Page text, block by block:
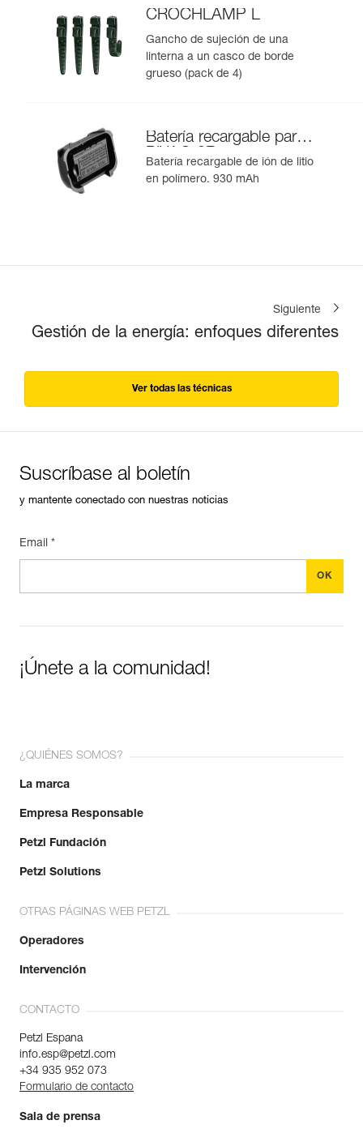
CROCHLAMP L
Gancho de sujeción de una
linterna a un casco de borde
grueso (pack de 4)
Batería recargable para
PIXA® 3R
Batería recargable de ión de litio
en polímero. 930 mAh
Siguiente
Gestión de la energía: enfoques diferentes
Ver todas las técnicas
Suscríbase al boletín
y mantente conectado con nuestras noticias
Email *
¡Únete a la comunidad!
¿QUIÉNES SOMOS?
La marca
Empresa Responsable
Petzl Fundación
Petzl Solutions
OTRAS PÁGINAS WEB PETZL
Operadores
Intervención
CONTACTO
Petzl Espana
info.esp@petzl.com
+34 935 952 073
Formulario de contacto
Sala de prensa